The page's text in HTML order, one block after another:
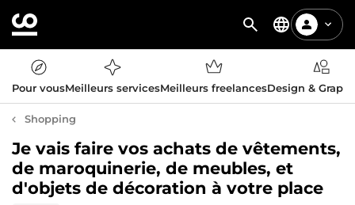
Pour vousMeilleurs servicesMeilleurs freelancesDesign &
Shopping
Je vais faire vos achats de vêtements,
de maroquinerie, de meubles, et
d'objets de décoration à votre place